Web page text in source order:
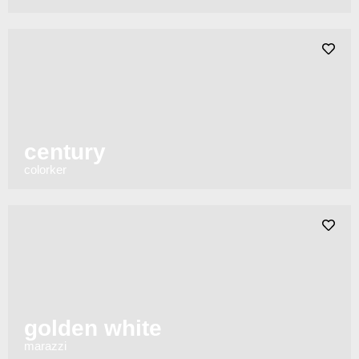
century
colorker
golden white
marazzi